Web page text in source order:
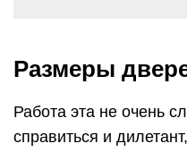
Размеры
Работа эта не очень
справиться и